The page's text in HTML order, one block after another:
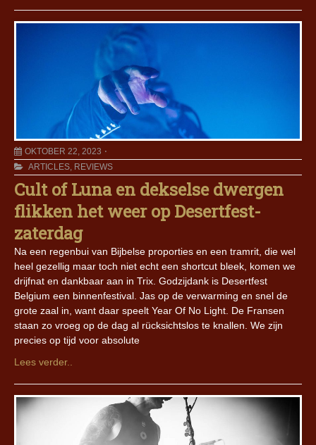
OKTOBER 22, 2023
ARTICLES, REVIEWS
Cult of Luna en dekselse dwergen
flikken het weer op Desertfest-
zaterdag
Na een regenbui van Bijbelse proporties en een tramrit, die wel
heel gezellig maar toch niet echt een shortcut bleek, komen we
drijfnat en dankbaar aan in Trix. Godzijdank is Desertfest
Belgium een binnenfestival. Jas op de verwarming en snel de
grote zaal in, want daar speelt Year Of No Light. De Fransen
staan zo vroeg op de dag al rücksichtslos te knallen. We zijn
precies op tijd voor absolute
Lees verder..